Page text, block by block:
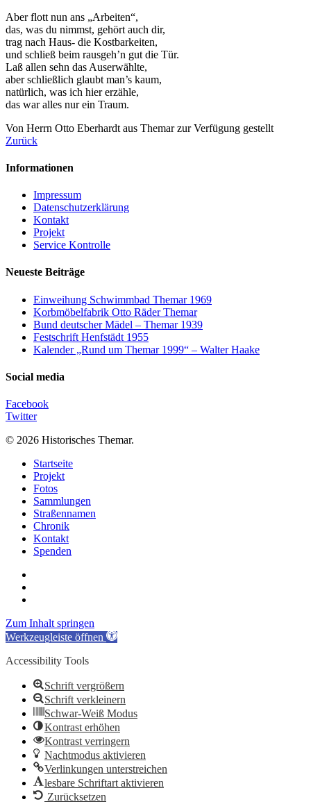
Aber flott nun ans „Arbeiten“,
das, was du nimmst, gehört auch dir,
trag nach Haus- die Kostbarkeiten,
und schließ beim rausgeh’n gut die Tür.
Laß allen sehn das Auserwählte,
aber schließlich glaubt man’s kaum,
natürlich, was ich hier erzähle,
das war alles nur ein Traum.
Von Herrn Otto Eberhardt aus Themar zur Verfügung gestellt
Zurück
Informationen
Impressum
Datenschutzerklärung
Kontakt
Projekt
Service Kontrolle
Neueste Beiträge
Einweihung Schwimmbad Themar 1969
Korbmöbelfabrik Otto Räder Themar
Bund deutscher Mädel – Themar 1939
Festschrift Henfstädt 1955
Kalender „Rund um Themar 1999“ – Walter Haake
Social media
Facebook
Twitter
© 2026 Historisches Themar.
Close
Menu
Startseite
Projekt
Fotos
Sammlungen
Straßennamen
Chronik
Kontakt
Spenden
Zum Inhalt springen
Werkzeugleiste öffnen
Accessibility Tools
Schrift vergrößern
Schrift verkleinern
Schwar-Weiß Modus
Kontrast erhöhen
Kontrast verringern
Nachtmodus aktivieren
Verlinkungen unterstreichen
lesbare Schriftart aktivieren
Zurücksetzen